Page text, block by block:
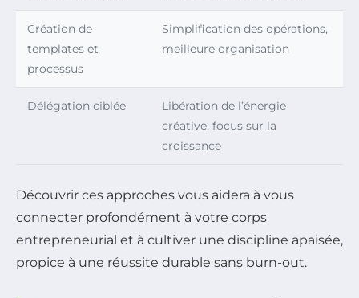
Création de
templates et
processus
Simplification des opérations,
meilleure organisation
Délégation ciblée
Libération de l’énergie
créative, focus sur la
croissance
Découvrir ces approches vous aidera à vous
connecter profondément à votre corps
entrepreneurial et à cultiver une discipline apaisée,
propice à une réussite durable sans burn-out.